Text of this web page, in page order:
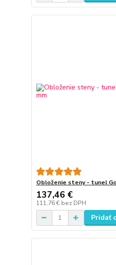
Obloženie steny - tunel
137,46 €
111,76 € bez DPH
Pridať